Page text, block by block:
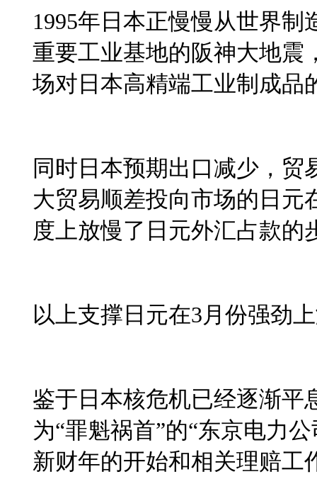
1995年日本正慢慢从世界制
重要工业基地的阪神大地震
场对日本高精端工业制成品
同时日本预期出口减少，
大贸易顺差投向市场的日元
度上放慢了日元外汇占款的
以上支撑日元在3月份强劲
鉴于日本核危机已经逐渐平
为“罪魁祸首”的“东京电力
新财年的开始和相关理赔工